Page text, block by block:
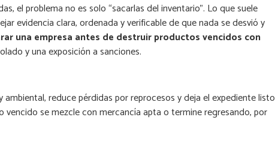
el problema no es solo “sacarlas del inventario”. Lo que suele
evidencia clara, ordenada y verificable de que nada se desvió y
una empresa antes de destruir productos vencidos con
y una exposición a sanciones.
reduce pérdidas por reprocesos y deja el expediente listo
se mezcle con mercancía apta o termine regresando, por